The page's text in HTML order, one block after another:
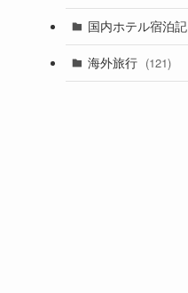
国内ホテル宿泊記
海外旅行 (121)